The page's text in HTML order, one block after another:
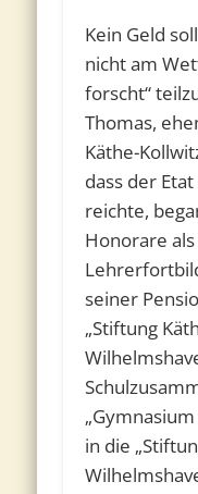
Kein Geld
nicht am
forscht“
Thomas,
Käthe-
dass der
reichte,
Honorare
seiner
„Stiftung
in die